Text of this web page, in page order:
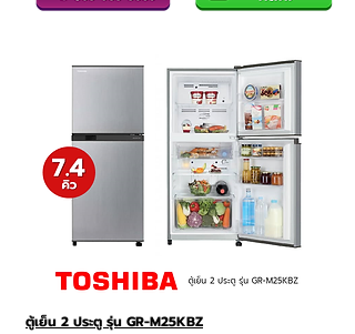
ตู้เย็น 2 ประตู รุ่น GR-M25KBZ